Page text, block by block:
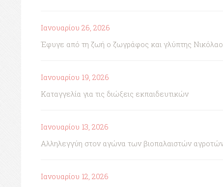
Ιανουαρίου 26, 2026
Έφυγε από τη ζωή ο ζωγράφος και γλύπτης
Ιανουαρίου 19, 2026
Καταγγελία για τις διώξεις εκπαιδευτικών
Ιανουαρίου 13, 2026
Αλληλεγγύη στον αγώνα των βιοπαλαιστών
Ιανουαρίου 12, 2026